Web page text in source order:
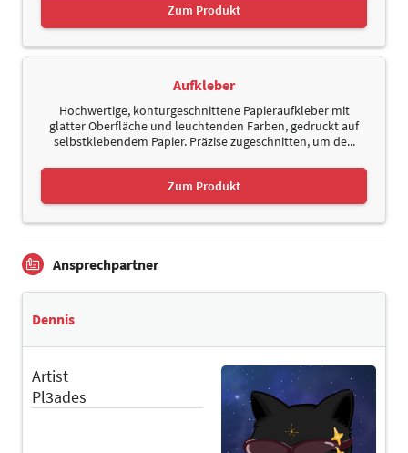
Zum Produkt
Aufkleber
Hochwertige, konturgeschnittene Papieraufkleber mit
glatter Oberfläche und leuchtenden Farben, gedruckt auf
selbstklebendem Papier. Präzise zugeschnitten, um de...
Zum Produkt
Ansprechpartner
Dennis
Artist
Pl3ades